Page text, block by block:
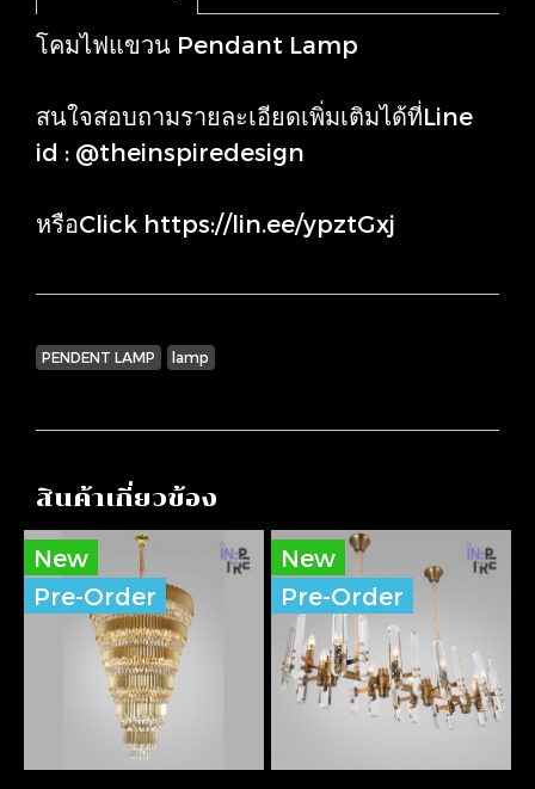
โคมไฟแขวน Pendant Lamp
สนใจสอบถามรายละเอียดเพิ่มเติมได้ที่Line
id : @theinspiredesign
หรือClick https://lin.ee/ypztGxj
PENDENT LAMP lamp
สินค้าเกี่ยวข้อง
New
Pre-Order
New
Pre-Order